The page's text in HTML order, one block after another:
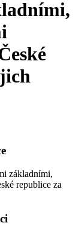
základními,
republice za